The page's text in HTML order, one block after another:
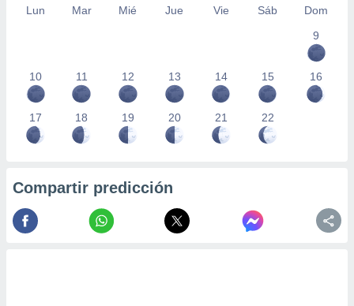
Lun Mar Mié Jue Vie Sáb
Dom
9
10 11 12 13 14 15 16
17 18 19 20 21 22
Compartir predicción